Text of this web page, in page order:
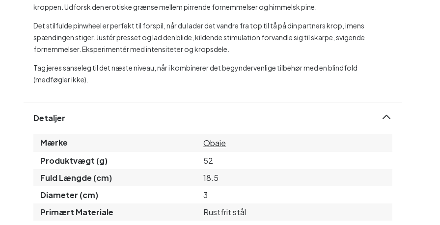
kroppen. Udforsk den erotiske grænse mellem pirrende fornemmelser og himmelsk pine.
Det stilfulde pinwheel er perfekt til forspil, når du lader det vandre fra top til tå på din partners krop, imens
spændingen stiger. Justér presset og lad den blide, kildende stimulation forvandle sig til skarpe, svigende
fornemmelser. Eksperimentér med intensiteter og kropsdele.
Tag jeres sanseleg til det næste niveau, når i kombinerer det begyndervenlige tilbehør med en blindfold
(medføgler ikke).
Detaljer
Mærke
Obaie
Produktvægt (g)
52
Fuld Længde (cm)
18.5
Diameter (cm)
3
Primært Materiale
Rustfrit stål